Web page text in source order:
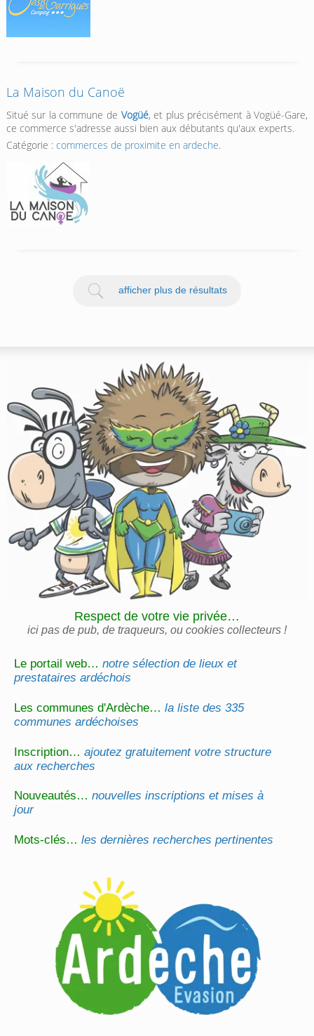
La Maison du Canoë
Situé sur la commune de Vogüé, et plus précisément à Vogüé-Gare,
ce commerce s'adresse aussi bien aux débutants qu'aux experts.
Catégorie : commerces de proximite en ardeche.
afficher plus de résultats
Le portail web…notre sélection de lieux et
prestataires ardéchois
Les communes d'Ardèche…la liste des 335
communes ardéchoises
Inscription…ajoutez gratuitement votre structure
aux recherches
Nouveautés…nouvelles inscriptions et mises à
jour
Mots-clés…les dernières recherches pertinentes
Respect de votre vie privée…
ici pas de pub, de traqueurs, ou cookies collecteurs !